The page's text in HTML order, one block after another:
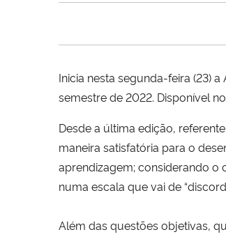
Inicia nesta segunda-feira (23)
semestre de 2022. Disponível
Desde a última edição,
maneira satisfatória para o
aprendizagem; considerando o
numa escala que vai de
Além das questões objetivas,